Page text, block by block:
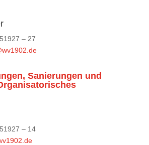
– 27
Sanierungen und
– 14